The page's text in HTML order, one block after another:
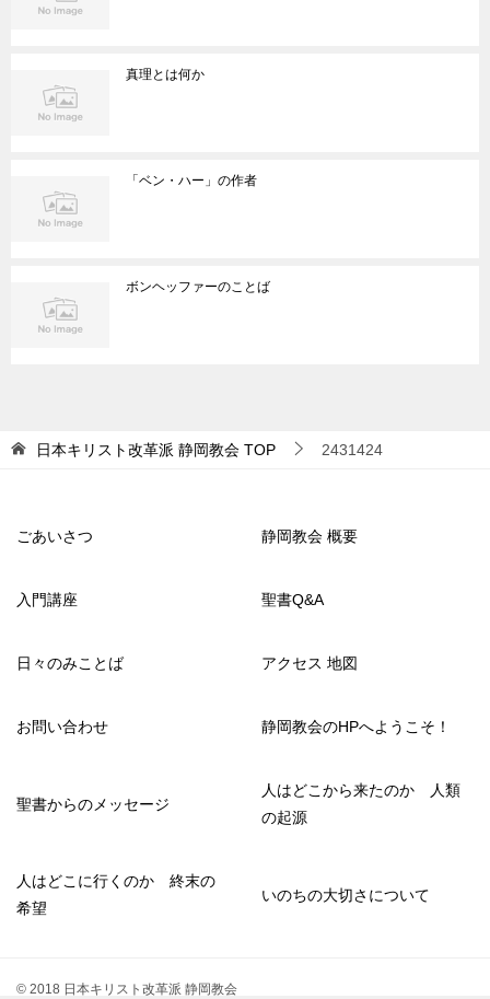
真理とは何か
「ベン・ハー」の作者
ボンヘッファーのことば
日本キリスト改革派 静岡教会 TOP 2431424
ごあいさつ 静岡教会 概要
入門講座 聖書Q&A
日々のみことば アクセス 地図
お問い合わせ 静岡教会のHPへようこそ！
聖書からのメッセージ
人はどこから来たのか 人類
の起源
人はどこに行くのか 終末の
希望
いのちの大切さについて
© 2018 日本キリスト改革派 静岡教会